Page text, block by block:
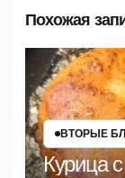
Похожая
ВТОРЫЕ
Курица